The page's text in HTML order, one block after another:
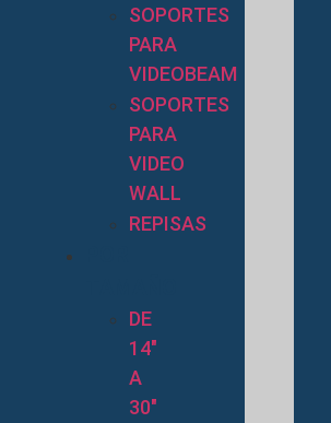
SOPORTES
PARA
VIDEOBEAM
SOPORTES
PARA
VIDEO
WALL
REPISAS
DE
14″
A
30″